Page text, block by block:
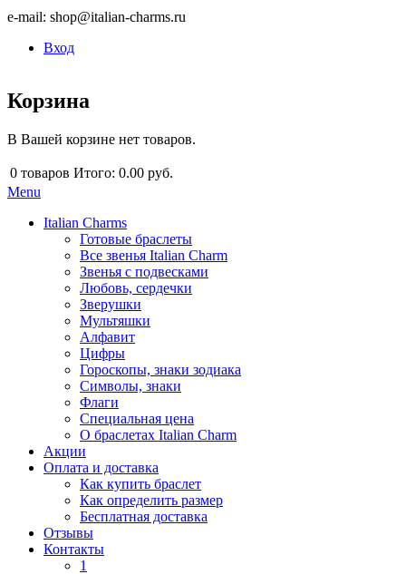
e-mail: shop@italian-charms.ru
Вход
Корзина
В Вашей корзине нет товаров.
0 товаров Итого: 0.00 руб.
Menu
Italian Charms
Готовые браслеты
Все звенья Italian Charm
Звенья с подвесками
Любовь, сердечки
Зверушки
Мультяшки
Алфавит
Цифры
Гороскопы, знаки зодиака
Символы, знаки
Флаги
Специальная цена
О браслетах Italian Charm
Акции
Оплата и доставка
Как купить браслет
Как определить размер
Бесплатная доставка
Отзывы
Контакты
1